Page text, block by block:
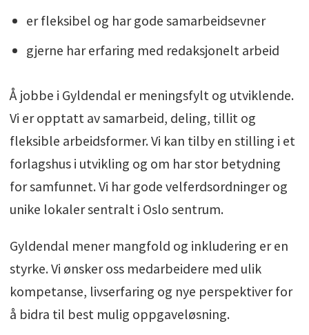
er fleksibel og har gode samarbeidsevner
gjerne har erfaring med redaksjonelt arbeid
Å jobbe i Gyldendal er meningsfylt og utviklende.
Vi er opptatt av samarbeid, deling, tillit og
fleksible arbeidsformer. Vi kan tilby en stilling i et
forlagshus i utvikling og om har stor betydning
for samfunnet. Vi har gode velferdsordninger og
unike lokaler sentralt i Oslo sentrum.
Gyldendal mener mangfold og inkludering er en
styrke. Vi ønsker oss medarbeidere med ulik
kompetanse, livserfaring og nye perspektiver for
å bidra til best mulig oppgaveløsning.